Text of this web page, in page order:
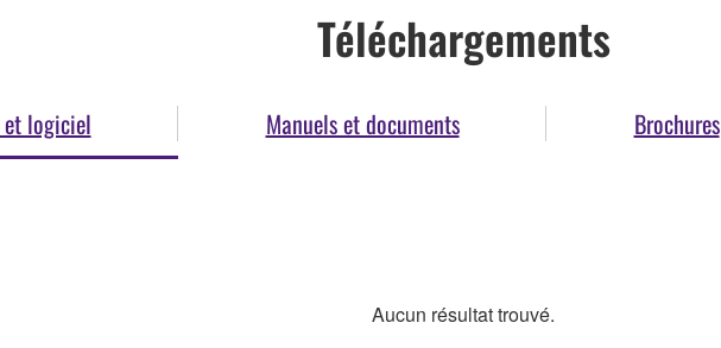
Téléchargements
logiciel Manuels et documents Brochures
Aucun résultat trouvé.